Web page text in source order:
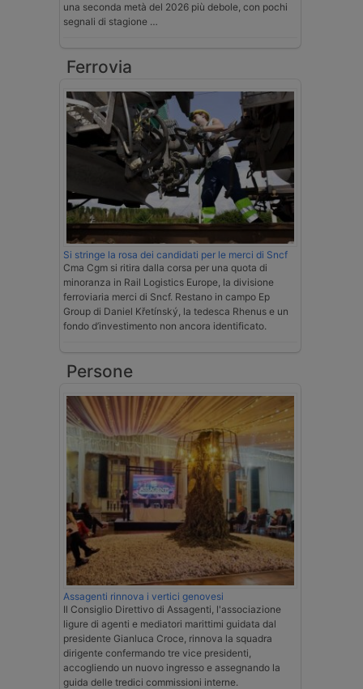
una seconda metà del 2026 più debole, con pochi
segnali di stagione …
Ferrovia
Si stringe la rosa dei candidati per le merci di Sncf
Cma Cgm si ritira dalla corsa per una quota di
minoranza in Rail Logistics Europe, la divisione
ferroviaria merci di Sncf. Restano in campo Ep
Group di Daniel Křetínský, la tedesca Rhenus e un
fondo d’investimento non ancora identificato.
Persone
Assagenti rinnova i vertici genovesi
Il Consiglio Direttivo di Assagenti, l'associazione
ligure di agenti e mediatori marittimi guidata dal
presidente Gianluca Croce, rinnova la squadra
dirigente confermando tre vice presidenti,
accogliendo un nuovo ingresso e assegnando la
guida delle tredici commissioni interne.